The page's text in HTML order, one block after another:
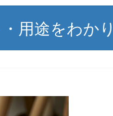
用途をわか